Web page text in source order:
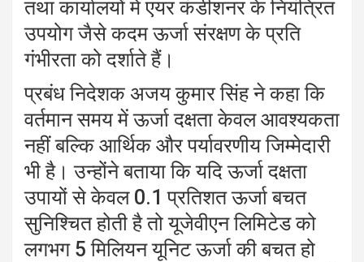
तथा कार्यालयों में एयर कंडीशनर के नियंत्रित
उपयोग जैसे कदम ऊर्जा संरक्षण के प्रति
गंभीरता को दर्शाते हैं।
प्रबंध निदेशक अजय कुमार सिंह ने कहा कि
वर्तमान समय में ऊर्जा दक्षता केवल आवश्यकता
नहीं बल्कि आर्थिक और पर्यावरणीय जिम्मेदारी
भी है। उन्होंने बताया कि यदि ऊर्जा दक्षता
उपायों से केवल 0.1 प्रतिशत ऊर्जा बचत
सुनिश्चित होती है तो यूजेवीएन लिमिटेड को
लगभग 5 मिलियन यूनिट ऊर्जा की बचत हो